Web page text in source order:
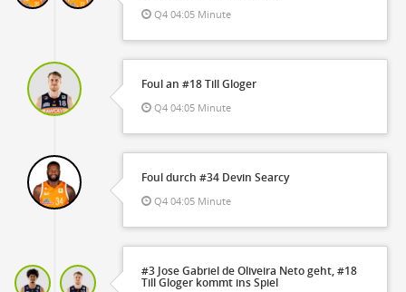
Q4 04:05 Minute
Foul an #18 Till Gloger
Q4 04:05 Minute
Foul durch #34 Devin Searcy
Q4 04:05 Minute
#3 Jose Gabriel de Oliveira Neto geht, #18
Till Gloger kommt ins Spiel